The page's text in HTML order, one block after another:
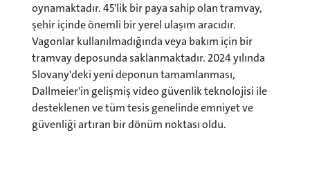
oynamaktadır. 45'lik bir paya sahip olan tramvay,
şehir içinde önemli bir yerel ulaşım aracıdır.
Vagonlar kullanılmadığında veya bakım için bir
tramvay deposunda saklanmaktadır. 2024 yılında
Slovany'deki yeni deponun tamamlanması,
Dallmeier'in gelişmiş video güvenlik teknolojisi ile
desteklenen ve tüm tesis genelinde emniyet ve
güvenliği artıran bir dönüm noktası oldu.